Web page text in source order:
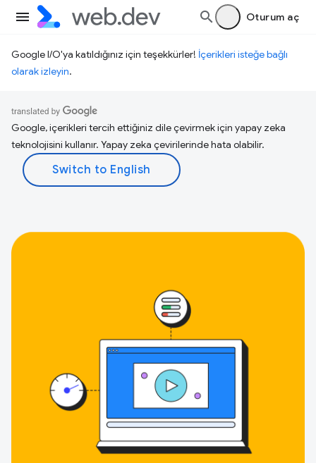
Oturum aç
Google I/O'ya katıldığınız için teşekkürler! İçerikleri isteğe bağlı
olarak izleyin.
Google, içerikleri tercih ettiğiniz dile çevirmek için yapay zeka
teknolojisini kullanır. Yapay zeka çevirilerinde hata olabilir.